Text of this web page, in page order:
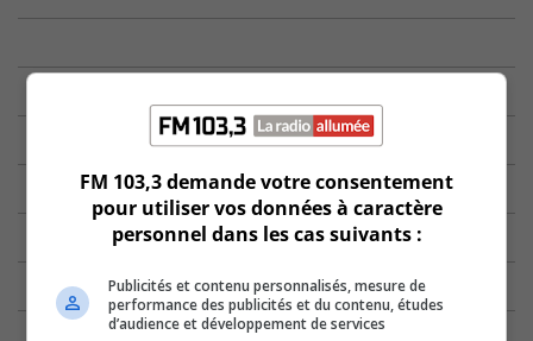
FM 103,3 demande votre consentement
pour utiliser vos données à caractère
personnel dans les cas suivants :
Publicités et contenu personnalisés, mesure de
performance des publicités et du contenu, études
d’audience et développement de services